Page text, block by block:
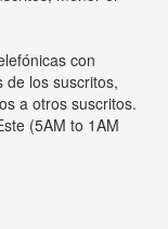
con
los suscritos,
a otros suscritos.
(5AM to 1AM